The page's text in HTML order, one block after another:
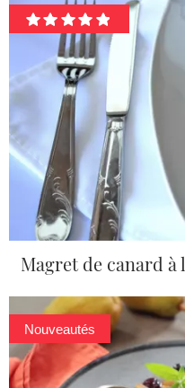
Magret de canard
Nouveautés